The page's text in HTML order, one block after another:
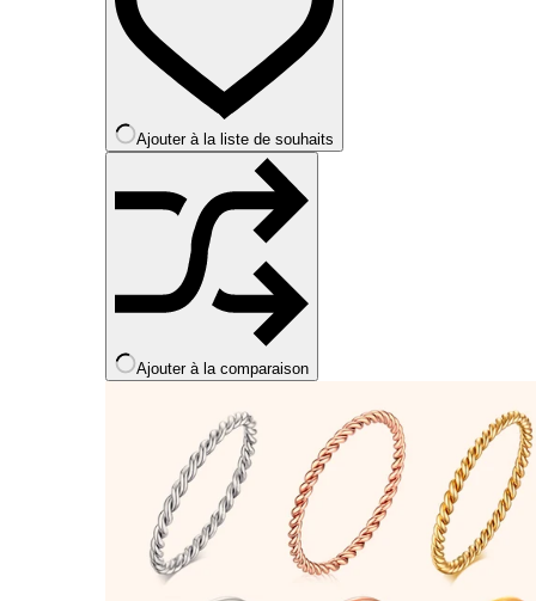
options
peuvent
être
choisies
sur
page
du
produit
Ajouter à la liste de souhaits
Ajouter à la comparaison